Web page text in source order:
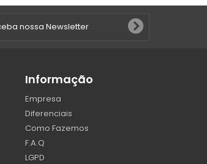
Informação
Empresa
Diferenciais
Como Fazemos
F.A.Q
LGPD